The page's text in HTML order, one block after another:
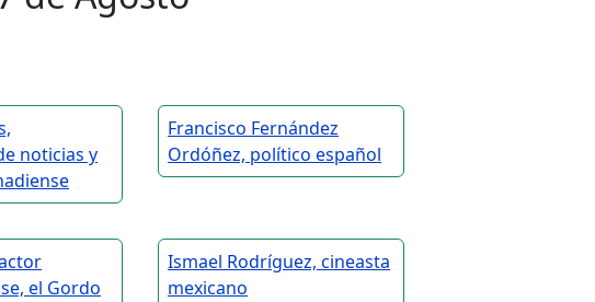
noticias y
Francisco Fernández
Ordóñez, político español
el Gordo
Ismael Rodríguez, cineasta
mexicano